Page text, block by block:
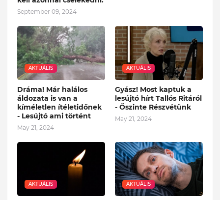
September 09, 2024
AKTUÁLIS
Dráma! Már halálos
áldozata is van a
kíméletlen ítéletidőnek
- Lesújtó ami történt
May 21, 2024
AKTUÁLIS
Gyász! Most kaptuk a
lesújtó hírt Tallós Ritáról
- Őszinte Részvétünk
May 21, 2024
AKTUÁLIS AKTUÁLIS